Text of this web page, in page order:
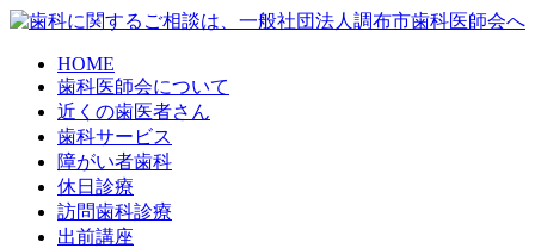
HOME
歯科医師会について
近くの歯医者さん
歯科サービス
障がい者歯科
休日診療
訪問歯科診療
出前講座